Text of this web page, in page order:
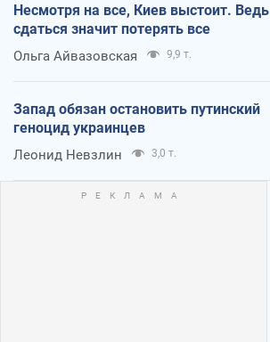
Несмотря на все, Киев выстоит. Ведь
сдаться значит потерять все
Ольга Айвазовская 9,9 т.
Запад обязан остановить путинский
геноцид украинцев
Леонид Невзлин 3,0 т.